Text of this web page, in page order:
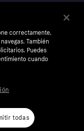
correctamente,
También
Puedes
cuando
todas